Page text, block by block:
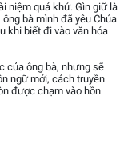
niệm quá khứ. Gìn giữ là
bà mình đã yêu Chúa
khi biết đi vào văn hóa
của ông bà, nhưng sẽ
ngữ mới, cách truyền
được chạm vào hồn